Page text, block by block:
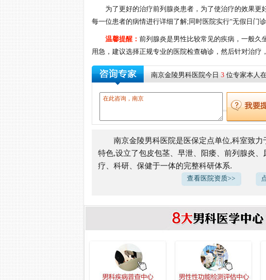
为了更好的治疗前列腺炎患者，为了使治疗的效果更
每一位患者的病情进行详细了解;同时医院实行“无假日门
温馨提醒： 前列腺炎是男性比较常见的疾病，一般久
用急，建议选择正规专业的医院检查确诊，然后针对治疗
南京金陵男科医院今日 3 位专家本人
南京金陵男科医院是医保定点单位,科室致
特色,设立了包皮包茎、早泄、阳痿、前列腺炎
疗、科研、保健于一体的完整科研体系.
查看医院资质>>